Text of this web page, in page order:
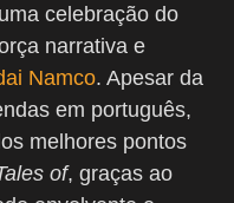
celebração do
narrativa e
Namco. Apesar da
em português,
melhores pontos
of, graças ao